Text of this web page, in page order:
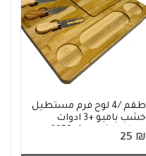
طقم /4 لوح فرم مستطيل
خشب بامبو +3 ادوات
تقطيع اشكال 4-2958
₪ 25